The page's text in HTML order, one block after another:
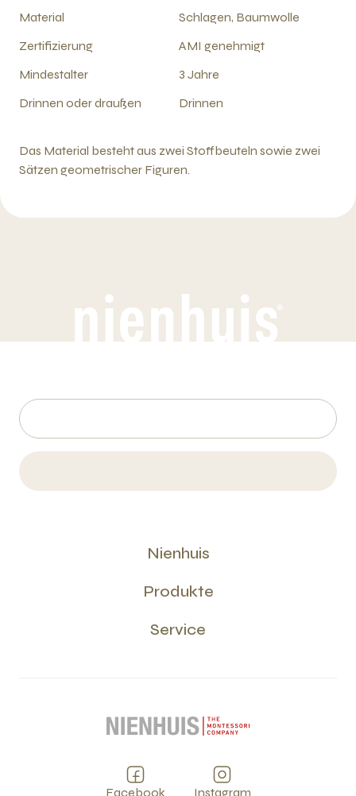
Material
Schlagen, Baumwolle
Zertifizierung
AMI genehmigt
Mindestalter
3 Jahre
Drinnen oder draußen
Drinnen
Das Material besteht aus zwei Stoffbeuteln sowie zwei
Sätzen geometrischer Figuren.
Nienhuis
Produkte
Service
Facebook Instagram